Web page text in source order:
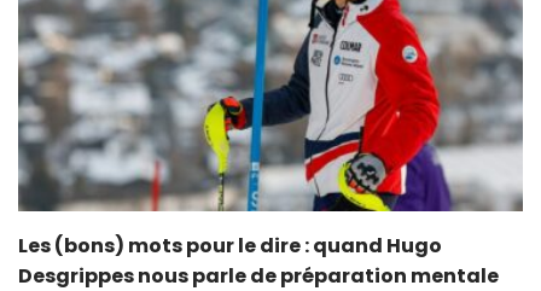
Les (bons) mots pour le dire : quand Hugo
Desgrippes nous parle de préparation mentale